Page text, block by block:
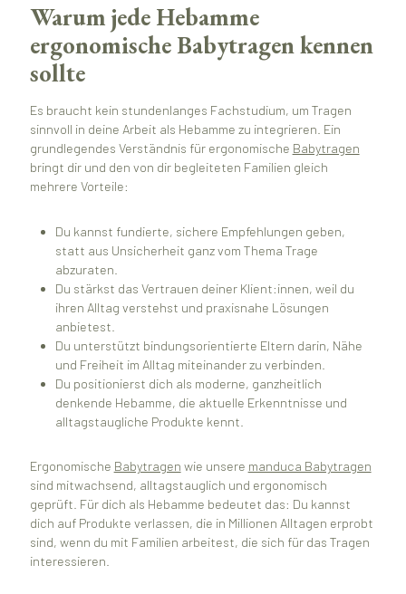
Warum jede Hebamme
ergonomische Babytragen kennen
sollte
Es braucht kein stundenlanges Fachstudium, um Tragen
sinnvoll in deine Arbeit als Hebamme zu integrieren. Ein
grundlegendes Verständnis für ergonomische Babytragen
bringt dir und den von dir begleiteten Familien gleich
mehrere Vorteile:
Du kannst fundierte, sichere Empfehlungen geben,
statt aus Unsicherheit ganz vom Thema Trage
abzuraten.
Du stärkst das Vertrauen deiner Klient:innen, weil du
ihren Alltag verstehst und praxisnahe Lösungen
anbietest.
Du unterstützt bindungsorientierte Eltern darin, Nähe
und Freiheit im Alltag miteinander zu verbinden.
Du positionierst dich als moderne, ganzheitlich
denkende Hebamme, die aktuelle Erkenntnisse und
alltagstaugliche Produkte kennt.
Ergonomische Babytragen wie unsere manduca Babytragen
sind mitwachsend, alltagstauglich und ergonomisch
geprüft. Für dich als Hebamme bedeutet das: Du kannst
dich auf Produkte verlassen, die in Millionen Alltagen erprobt
sind, wenn du mit Familien arbeitest, die sich für das Tragen
interessieren.